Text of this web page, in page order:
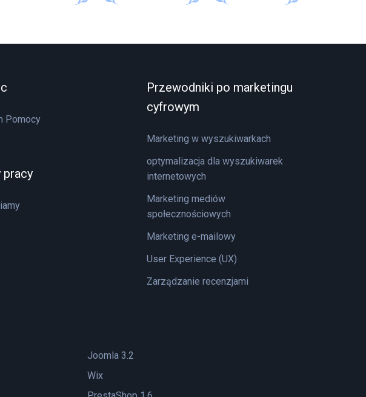
Pomocy
pracy
Przewodniki po marketingu
cyfrowym
Marketing w wyszukiwarkach
optymalizacja dla wyszukiwarek
internetowych
Marketing mediów
społecznościowych
Marketing e-mailowy
User Experience (UX)
Zarządzanie recenzjami
Joomla 3.2
Wix